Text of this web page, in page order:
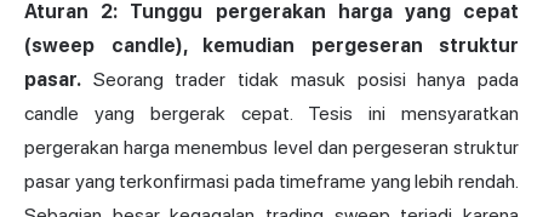
Aturan 2: Tunggu pergerakan harga yang cepat
(sweep candle), kemudian pergeseran struktur
pasar. Seorang trader tidak masuk posisi hanya pada
candle yang bergerak cepat. Tesis ini mensyaratkan
pergerakan harga menembus level dan pergeseran struktur
pasar yang terkonfirmasi pada timeframe yang lebih rendah.